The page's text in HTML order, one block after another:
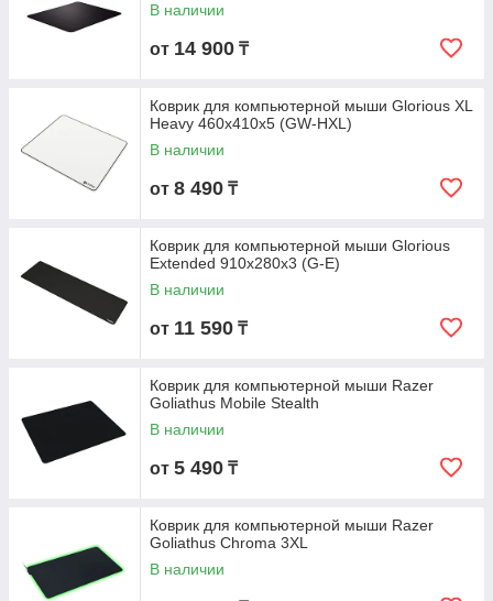
В наличии
от 14 900 ₸
Коврик для компьютерной мыши Glorious XL
Heavy 460x410x5 (GW-HXL)
В наличии
от 8 490 ₸
Коврик для компьютерной мыши Glorious
Extended 910x280x3 (G-E)
В наличии
от 11 590 ₸
Коврик для компьютерной мыши Razer
Goliathus Mobile Stealth
В наличии
от 5 490 ₸
Коврик для компьютерной мыши Razer
Goliathus Chroma 3XL
В наличии